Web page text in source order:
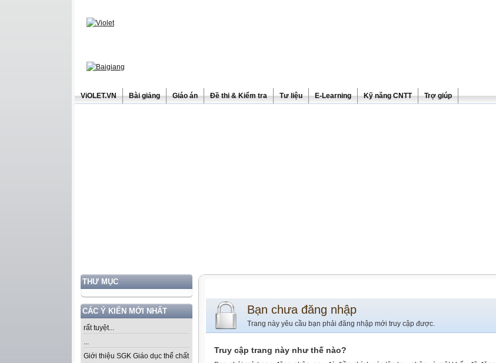
ViOLET.VN Bài giảng Giáo án Đề thi & Kiểm tra Tư liệu E-Learning Kỹ năng CNTT Trợ giúp
THƯ MỤC
CÁC Ý KIẾN MỚI NHẤT
rất tuyệt...
...
Giới thiệu SGK Giáo dục thể chất
Bạn chưa đăng nhập
Trang này yêu cầu bạn phải đăng nhập mới truy cập được.
Truy cập trang này như thế nào?